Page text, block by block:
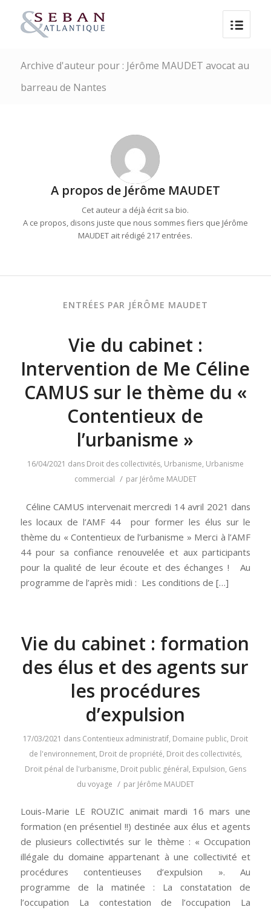
Archive d'auteur pour : Jérôme MAUDET avocat au
barreau de Nantes
A propos de Jérôme MAUDET
Cet auteur a déjà écrit sa bio.
A ce propos, disons juste que nous sommes fiers que Jérôme
MAUDET ait rédigé 217 entrées.
ENTRÉES PAR JÉRÔME MAUDET
Vie du cabinet :
Intervention de Me Céline
CAMUS sur le thème du «
Contentieux de
l’urbanisme »
16/04/2021 dans Droit des collectivités, Urbanisme, Urbanisme
commercial / par Jérôme MAUDET
Céline CAMUS intervenait mercredi 14 avril 2021 dans
les locaux de l’AMF 44 pour former les élus sur le
thème du « Contentieux de l’urbanisme » Merci à l’AMF
44 pour sa confiance renouvelée et aux participants
pour la qualité de leur écoute et des échanges ! Au
programme de l’après midi : Les conditions de […]
Vie du cabinet : formation
des élus et des agents sur
les procédures
d’expulsion
17/03/2021 dans Contentieux administratif, Domaine public, Droit
de l'environnement, Droit de propriété, Droit des collectivités,
Droit pénal de l'urbanisme, Droit public général, Expulsion, Gens
du voyage / par Jérôme MAUDET
Louis-Marie LE ROUZIC animait mardi 16 mars une
formation (en présentiel !!) destinée aux élus et agents
de plusieurs collectivités sur le thème : « Occupation
illégale du domaine appartenant à une collectivité et
procédures contentieuses d’expulsion ». Au
programme de la matinée : La constatation de
l’occupation La contestation de l’occupation La